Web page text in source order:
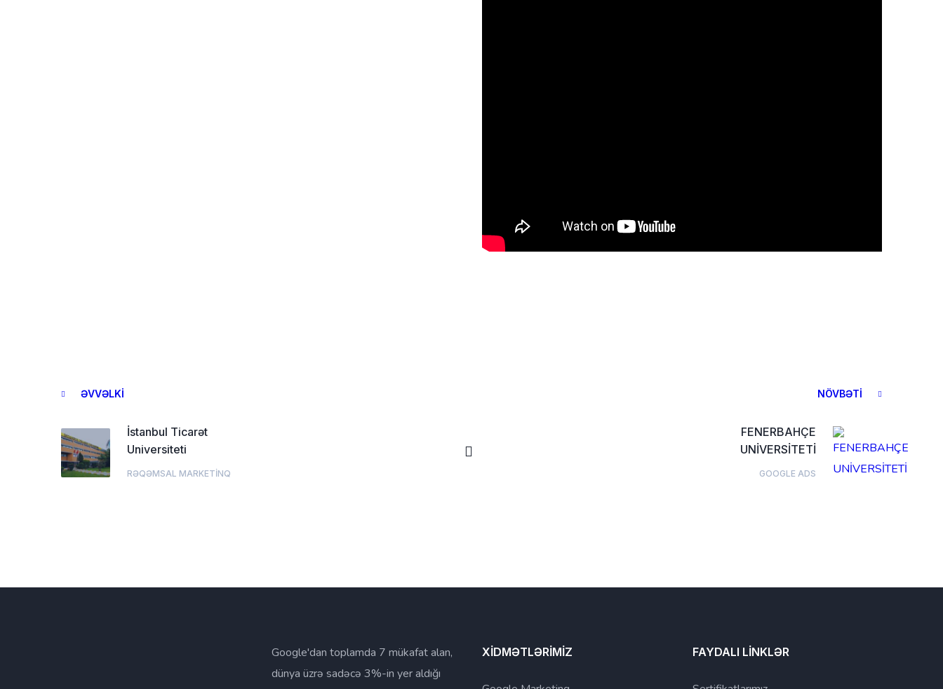
ƏVVƏLKI
İstanbul Ticarət
Universiteti
RƏQƏMSAL MARKETINQ
NÖVBƏTI
FENERBAHÇE
UNİVERSİTETİ
GOOGLE ADS
Google'dan toplamda 7 mükafat alan,
dünya üzrə sadəcə 3%-in yer aldığı
XİDMƏTLƏRİMİZ FAYDALI LİNKLƏR